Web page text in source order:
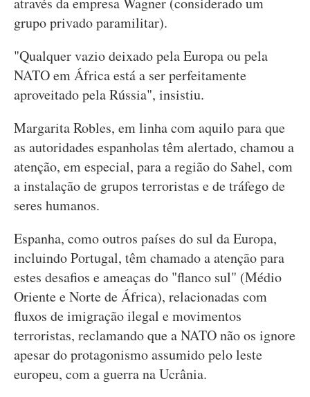
grupo privado paramilitar).
"Qualquer vazio deixado pela Europa ou pela
NATO em África está a ser perfeitamente
aproveitado pela Rússia", insistiu.
Margarita Robles, em linha com aquilo para que
as autoridades espanholas têm alertado, chamou a
atenção, em especial, para a região do Sahel, com
a instalação de grupos terroristas e de tráfego de
seres humanos.
Espanha, como outros países do sul da Europa,
incluindo Portugal, têm chamado a atenção para
estes desafios e ameaças do "flanco sul" (Médio
Oriente e Norte de África), relacionadas com
fluxos de imigração ilegal e movimentos
terroristas, reclamando que a NATO não os ignore
apesar do protagonismo assumido pelo leste
europeu, com a guerra na Ucrânia.